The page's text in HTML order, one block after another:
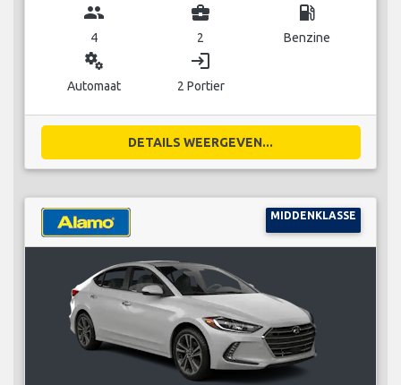
group
4
business_center
2
local_gas_station
Benzine
miscellaneous_services
Automaat
login
2 Portier
DETAILS WEERGEVEN...
MIDDENKLASSE